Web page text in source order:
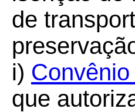
de
i)
que